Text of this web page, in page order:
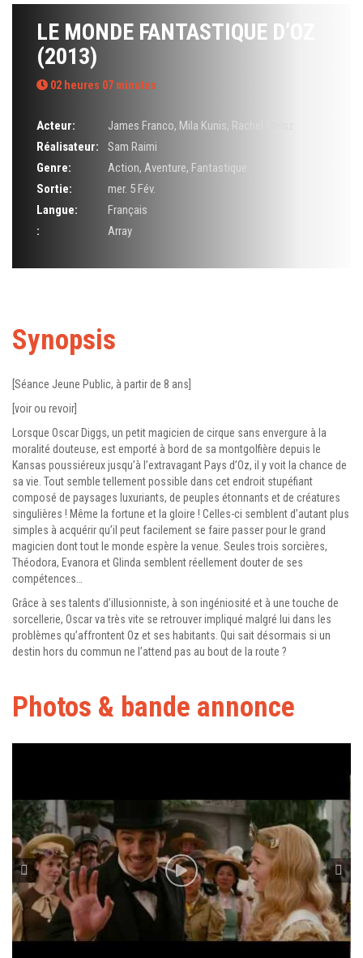
LE MONDE FANTASTIQUE D’OZ
(2013)
02 heures 07 minutes
Acteur: James Franco, Mila Kunis, Rachel Weisz
Réalisateur:
Sam Raimi
Genre:
Action, Aventure, Fantastique
Sortie:
mer. 5 Fév.
Langue:
Français
:
Array
Synopsis
[Séance Jeune Public, à partir de 8 ans]
[voir ou revoir]
Lorsque Oscar Diggs, un petit magicien de cirque sans envergure à la
moralité douteuse, est emporté à bord de sa montgolfière depuis le
Kansas poussiéreux jusqu’à l’extravagant Pays d’Oz, il y voit la chance de
sa vie. Tout semble tellement possible dans cet endroit stupéfiant
composé de paysages luxuriants, de peuples étonnants et de créatures
singulières ! Même la fortune et la gloire ! Celles-ci semblent d’autant plus
simples à acquérir qu’il peut facilement se faire passer pour le grand
magicien dont tout le monde espère la venue. Seules trois sorcières,
Théodora, Evanora et Glinda semblent réellement douter de ses
compétences…
Grâce à ses talents d’illusionniste, à son ingéniosité et à une touche de
sorcellerie, Oscar va très vite se retrouver impliqué malgré lui dans les
problèmes qu’affrontent Oz et ses habitants. Qui sait désormais si un
destin hors du commun ne l’attend pas au bout de la route ?
Photos & bande annonce